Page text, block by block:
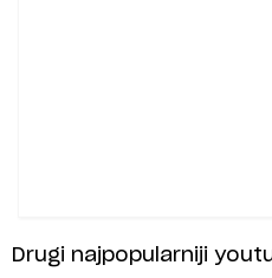
Drugi najpopularniji